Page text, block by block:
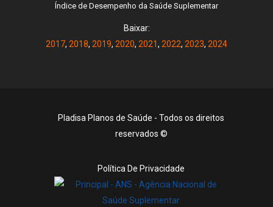
Índice de Desempenho da Saúde Suplementar
Baixar:
2017, 2018, 2019, 2020, 2021, 2022, 2023, 2024
Pladisa Planos de Saúde - Todos os direitos
reservados ©
Política De Privacidade